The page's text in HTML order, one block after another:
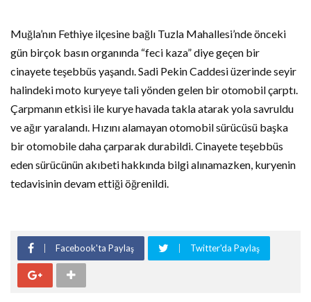
Muğla’nın Fethiye ilçesine bağlı Tuzla Mahallesi’nde önceki
gün birçok basın organında “feci kaza” diye geçen bir
cinayete teşebbüs yaşandı. Sadi Pekin Caddesi üzerinde seyir
halindeki moto kuryeye tali yönden gelen bir otomobil çarptı.
Çarpmanın etkisi ile kurye havada takla atarak yola savruldu
ve ağır yaralandı. Hızını alamayan otomobil sürücüsü başka
bir otomobile daha çarparak durabildi. Cinayete teşebbüs
eden sürücünün akıbeti hakkında bilgi alınamazken, kuryenin
tedavisinin devam ettiği öğrenildi.
Facebook'ta Paylaş Twitter'da Paylaş